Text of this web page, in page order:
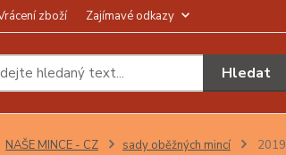
zboží Zajímavé odkazy
Hledat
NAŠE MINCE - CZ sady oběžných mincí